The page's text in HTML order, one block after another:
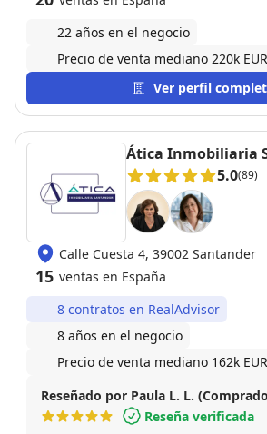
22 años en el negocio
Precio de venta mediano 220k EUR
Ver perfil
Ática Inmobiliaria
5.0(89)
Calle Cuesta 4, 39002 Santander
15 ventas en España
8 contratos en RealAdvisor
8 años en el negocio
Precio de venta mediano 162k EUR
Reseñado por Paula L. L.
Reseña verificada